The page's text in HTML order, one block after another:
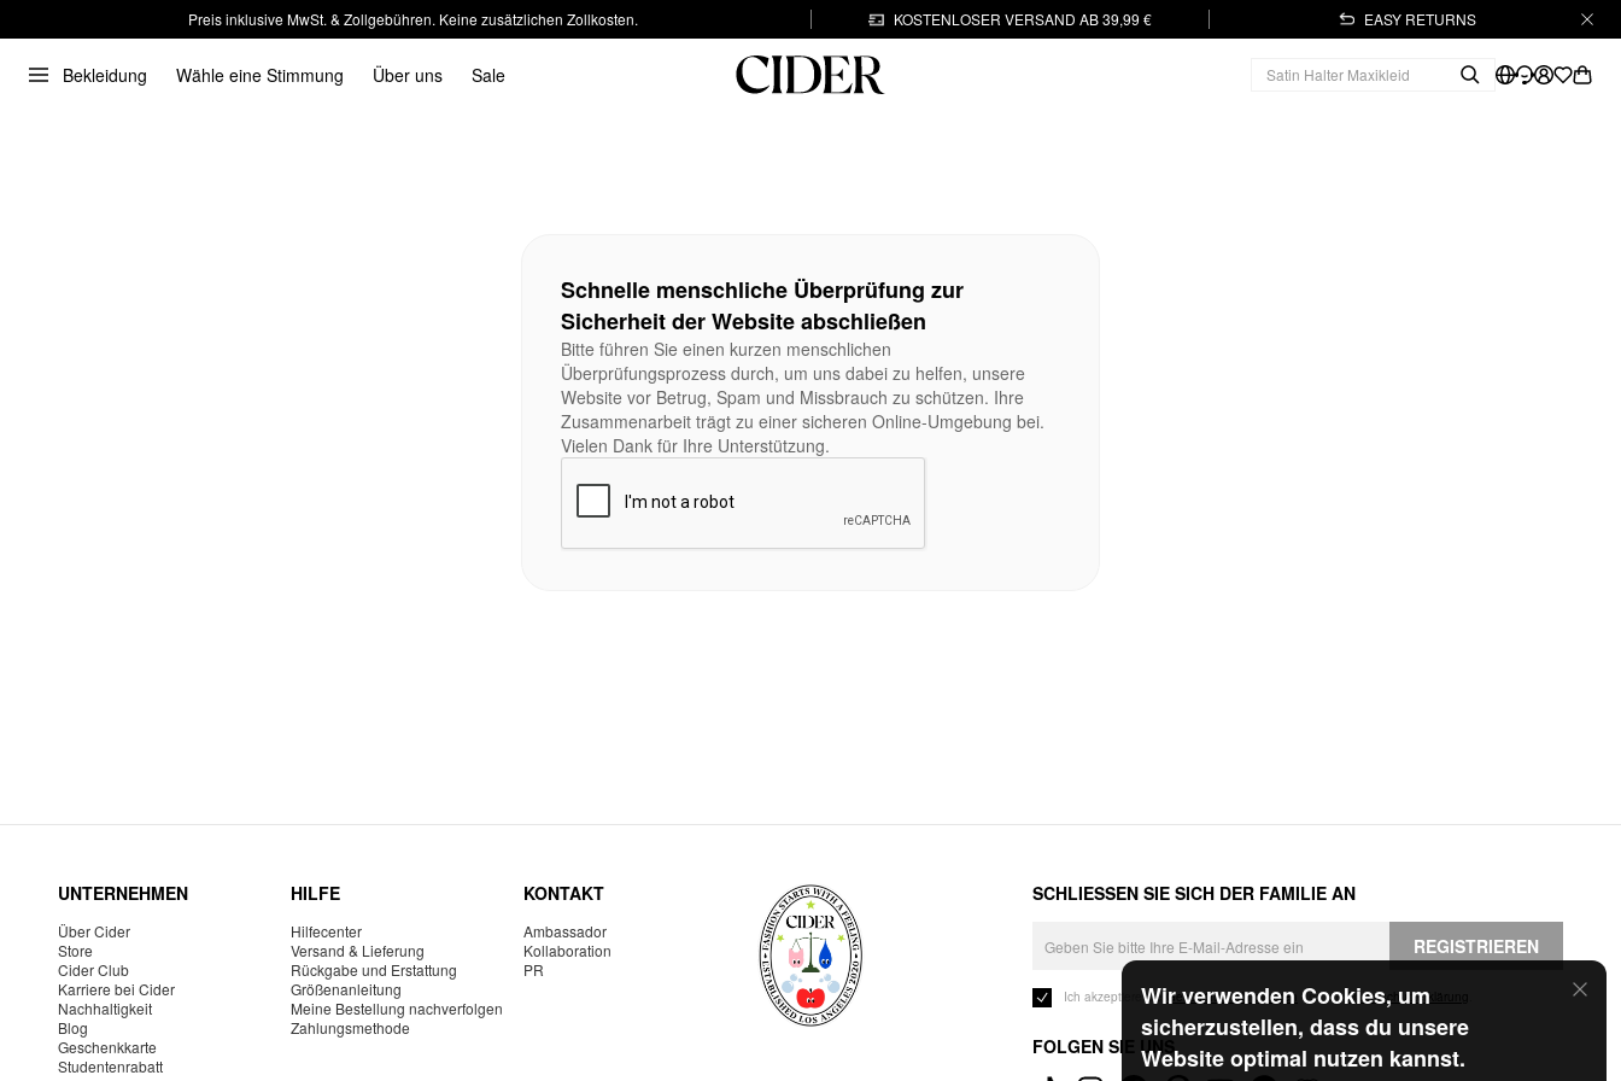
Preis inklusive MwSt. & Zollgebühren. Keine zusätzlichen Zollkosten. KOSTENLOSER VERSAND AB 39,99 € EASY RETURNS
Bekleidung Wähle eine Stimmung Über uns Sale
Wir verwenden Cookies, um
sicherzustellen, dass du unsere
Website optimal nutzen kannst.
Schnelle menschliche Überprüfung zur
Sicherheit der Website abschließen
Bitte führen Sie einen kurzen menschlichen
Überprüfungsprozess durch, um uns dabei zu helfen, unsere
Website vor Betrug, Spam und Missbrauch zu schützen. Ihre
Zusammenarbeit trägt zu einer sicheren Online-Umgebung bei.
Vielen Dank für Ihre Unterstützung.
UNTERNEHMEN
Über Cider
Store
Cider Club
Karriere bei Cider
Nachhaltigkeit
Blog
Geschenkkarte
Studentenrabatt
HILFE
Hilfecenter
Versand & Lieferung
Rückgabe und Erstattung
Größenanleitung
Meine Bestellung nachverfolgen
Zahlungsmethode
KONTAKT
Ambassador
Kollaboration
PR
SCHLIESSEN SIE SICH DER FAMILIE AN
REGISTRIEREN
Ich akzeptiere dieGeschäftsbedingungen und die Datenschutzerklärung
FOLGEN SIE UNS